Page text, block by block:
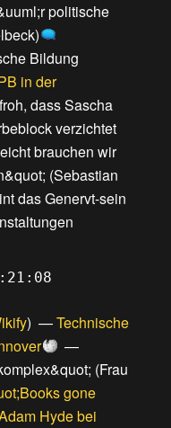
politische
Bildung
in der
dass Sascha
verzichtet
brauchen wir
(Sebastian
das Genervt-sein
) —Technische
—
(Frau
gone
Hyde bei